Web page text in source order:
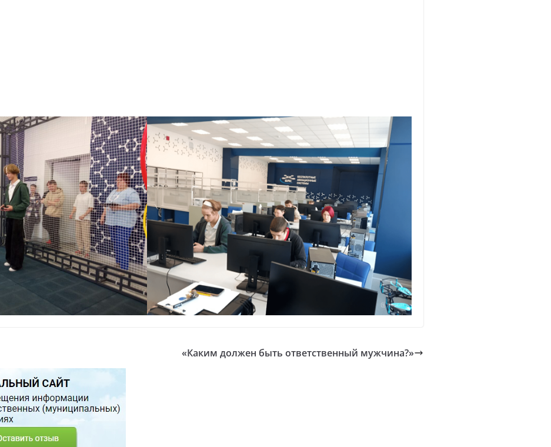
«Каким должен быть ответственный мужчина?»